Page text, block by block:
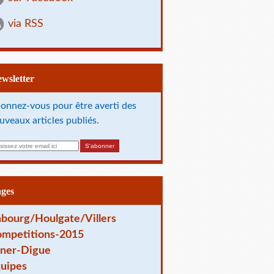
via RSS
vous pour être averti des
articles publiés.
Houlgate/Villers
2015
Digue